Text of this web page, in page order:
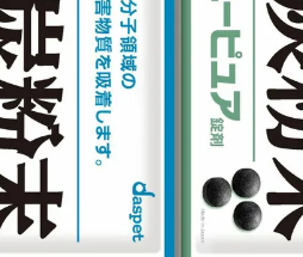
イプ カ
純炭粉末の選び方
良い食べ物